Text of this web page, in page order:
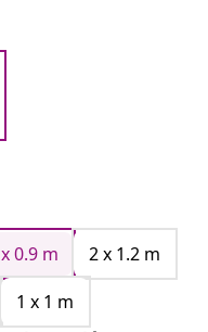
0.9 m
2 x 1.2 m
1 x 1 m